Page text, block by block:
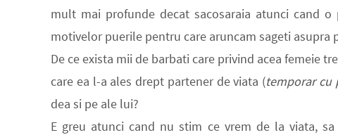
mult mai profunde decat sacosaraia atunci cand
motivelor puerile pentru care aruncam sageti
De ce exista mii de barbati care privind acea femeie
care ea l-a ales drept partener de viata (temporar cu
dea si pe ale lui?
E greu atunci cand nu stim ce vrem de la viata,